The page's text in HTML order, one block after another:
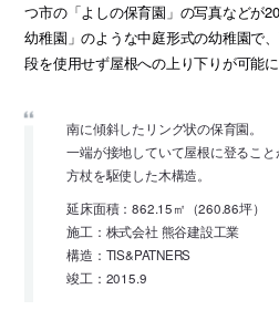
つ市の「よしの保育園」の写真などが
幼稚園」のような中庭形式の幼稚園で
段を使用せず屋根への上り下りが可能に
南に傾斜したリング状の保育園。
一端が接地していて屋根に登ること
方杖を駆使した木構造。
延床面積：862.15㎡（260.86坪）
施工：株式会社 熊谷建設工業
構造：TIS&PATNERS
竣工：2015.9